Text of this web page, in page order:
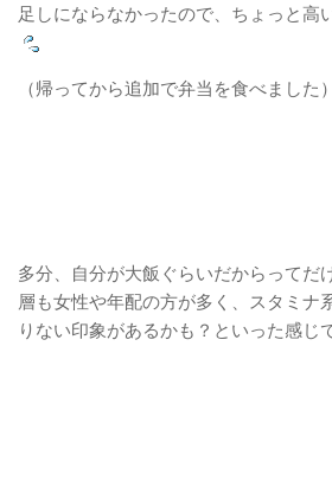
足しにならなかったので、ちょっと高
（帰ってから追加で弁当を食べました）
多分、自分が大飯ぐらいだからってだ
層も女性や年配の方が多く、スタミナ
りない印象があるかも？といった感じ